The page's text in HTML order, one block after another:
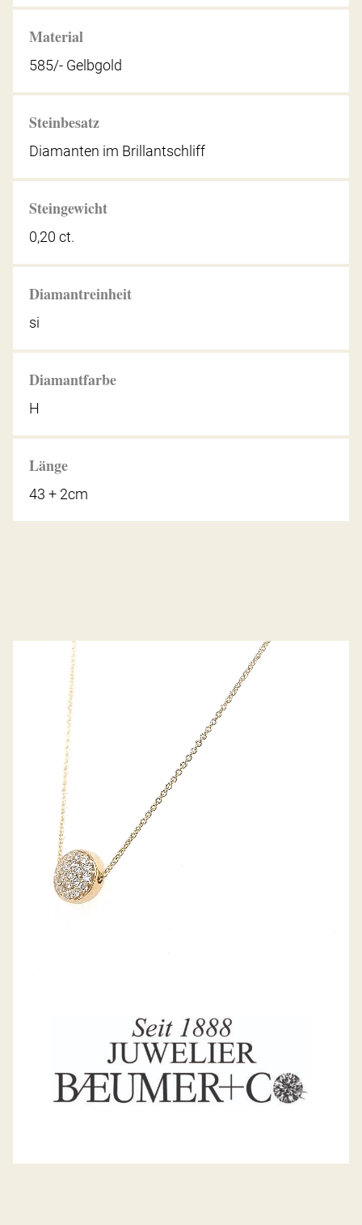
Material
585/- Gelbgold
Steinbesatz
Diamanten im Brillantschliff
Steingewicht
0,20 ct.
Diamantreinheit
si
Diamantfarbe
H
Länge
43 + 2cm